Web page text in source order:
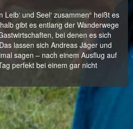
Leib‘ und Seel‘ zusammen“ heißt es
gibt es entlang der Wanderwege
bei denen es sich
lassen sich Andreas Jäger und
sagen – nach einem Ausflug auf
perfekt bei einem gar nicht